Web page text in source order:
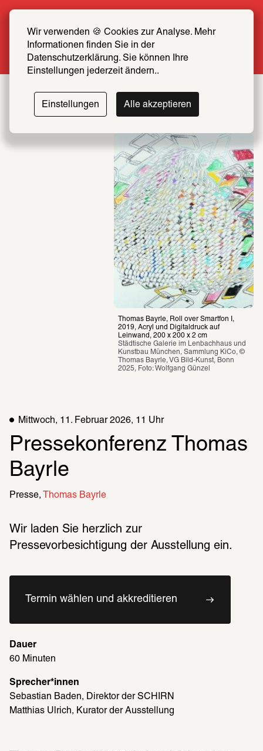
Wir verwenden 🍪 Cookies zur Analyse. Mehr
Informationen finden Sie in der
Datenschutzerklärung. Sie können Ihre
Einstellungen jederzeit ändern..
Einstellungen Alle akzeptieren
SCHIRN FREUND*IN werden
Mehr erfahren
SCHIRN
Thomas Bayrle, Roll over Smartfon I,
2019, Acryl und Digitaldruck auf
Leinwand, 200 x 200 x 2 cm
Städtische Galerie im Lenbachhaus und
Kunstbau München, Sammlung KiCo, ©
Thomas Bayrle, VG Bild-Kunst, Bonn
2025, Foto: Wolfgang Günzel
Mittwoch, 11. Februar 2026, 11 Uhr
Pressekonferenz Thomas
Bayrle
Presse Thomas Bayrle
Wir laden Sie herzlich zur
Pressevorbesichtigung der Ausstellung ein.
Termin wählen und akkreditieren
Dauer
60 Minuten
Sprecher*innen
Sebastian Baden, Direktor der SCHIRN
Matthias Ulrich, Kurator der Ausstellung